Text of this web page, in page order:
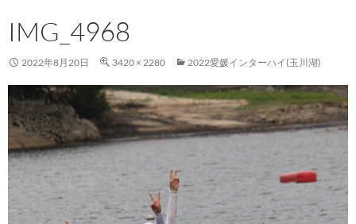
ン
ツ
へ
プ
IMG_4968
2022年8月20日 3420 × 2280 2022愛媛インターハイ(玉川湖)